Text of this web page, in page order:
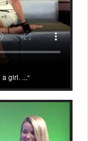
girl. ...